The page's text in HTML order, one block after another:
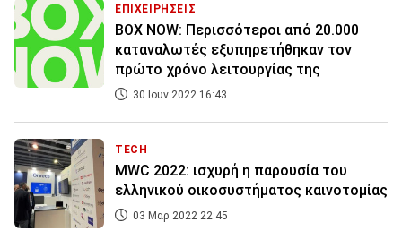
ΕΠΙΧΕΙΡΗΣΕΙΣ
BOX NOW: Περισσότεροι από 20.000
καταναλωτές εξυπηρετήθηκαν τον
πρώτο χρόνο λειτουργίας της
30 Ιουν 2022 16:43
TECH
MWC 2022: ισχυρή η παρουσία του
ελληνικού οικοσυστήματος καινοτομίας
03 Μαρ 2022 22:45